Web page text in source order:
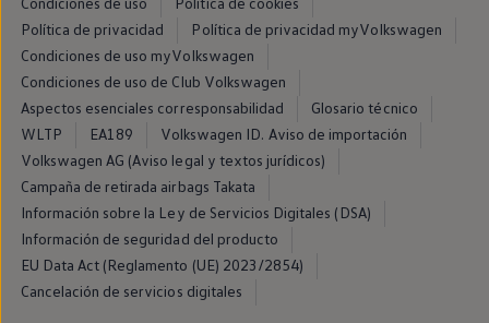
Llantas y neumáticos
Recambios Volkswagen
Accesorios y merchandising
Seguridad
Transporte
Entretenimiento
Personalización
Carga
Merchandising
Todo sobre tu Volkswagen
Tu coche conectado
Luces de advertencia
Manuales del coche
Información sobre EA189
Accede a My Volkswagen
Todo sobre tu Volkswagen
Política de privacidad
Política de privacidad myVolkswagen
Condiciones de uso myVolkswagen
Condiciones de uso de Club Volkswagen
Aspectos esenciales corresponsabilidad
Glosario técnico
WLTP
EA189
Volkswagen ID. Aviso de importación
Volkswagen AG (Aviso legal y textos jurídicos)
Campaña de retirada airbags Takata
Información sobre la Ley de Servicios Digitales (DSA)
Información de seguridad del producto
EU Data Act (Reglamento (UE) 2023/2854)
Cancelación de servicios digitales